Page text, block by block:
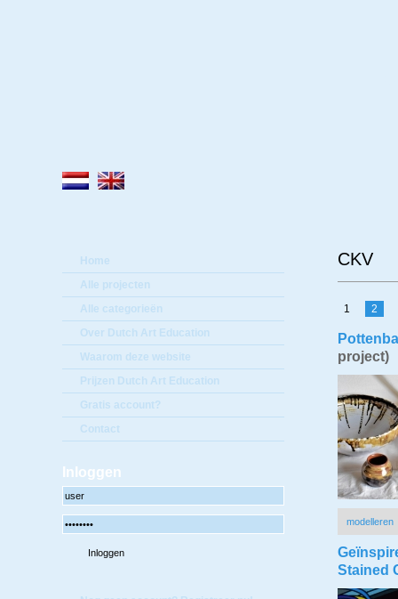
Home
Alle projecten
Alle categorieën
Over Dutch Art Education
Waarom deze website
Prijzen Dutch Art Education
Gratis account?
Contact
Inloggen
CKV
1 2
project)
modelleren
Stained